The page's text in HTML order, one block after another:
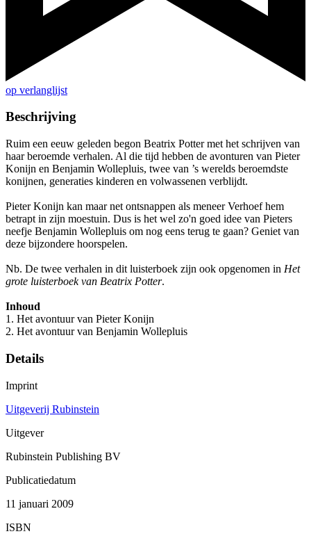
op verlanglijst
Beschrijving
Ruim een eeuw geleden begon Beatrix Potter met het schrijven van
haar beroemde verhalen. Al die tijd hebben de avonturen van Pieter
Konijn en Benjamin Wollepluis, twee van ’s werelds beroemdste
konijnen, generaties kinderen en volwassenen verblijdt.
Pieter Konijn kan maar net ontsnappen als meneer Verhoef hem
betrapt in zijn moestuin. Dus is het wel zo'n goed idee van Pieters
neefje Benjamin Wollepluis om nog eens terug te gaan? Geniet van
deze bijzondere hoorspelen.
Nb. De twee verhalen in dit luisterboek zijn ook opgenomen in Het
grote luisterboek van Beatrix Potter.
Inhoud
1. Het avontuur van Pieter Konijn
2. Het avontuur van Benjamin Wollepluis
Details
Imprint
Uitgeverij Rubinstein
Uitgever
Rubinstein Publishing BV
Publicatiedatum
11 januari 2009
ISBN